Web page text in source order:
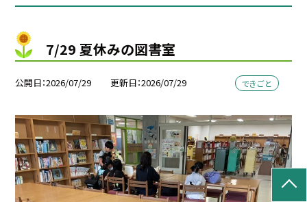
7/29 夏休みの図書室
公開日 2026/07/29 更新日 2026/07/29 できごと